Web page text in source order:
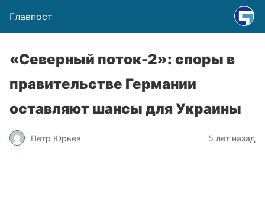
Главпост
«Северный поток-2»: споры в
правительстве Германии
оставляют шансы для Украины
Петр Юрьев 5 лет назад